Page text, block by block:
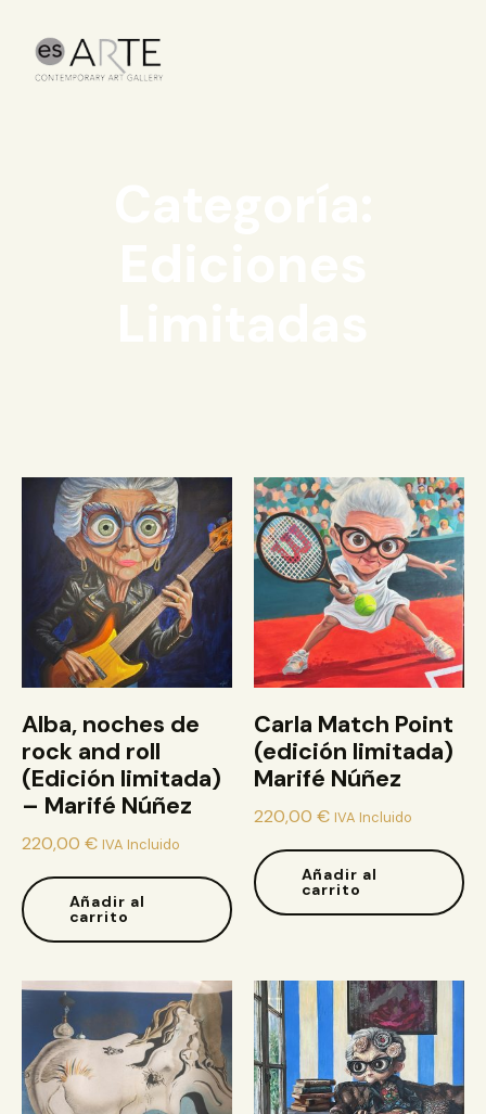
Alba, noches de
rock and roll
(Edición limitada)
– Marifé Núñez
220,00 € IVA Incluido
Añadir al
carrito
Carla Match Point
(edición limitada)
Marifé Núñez
220,00 € IVA Incluido
Añadir al
carrito